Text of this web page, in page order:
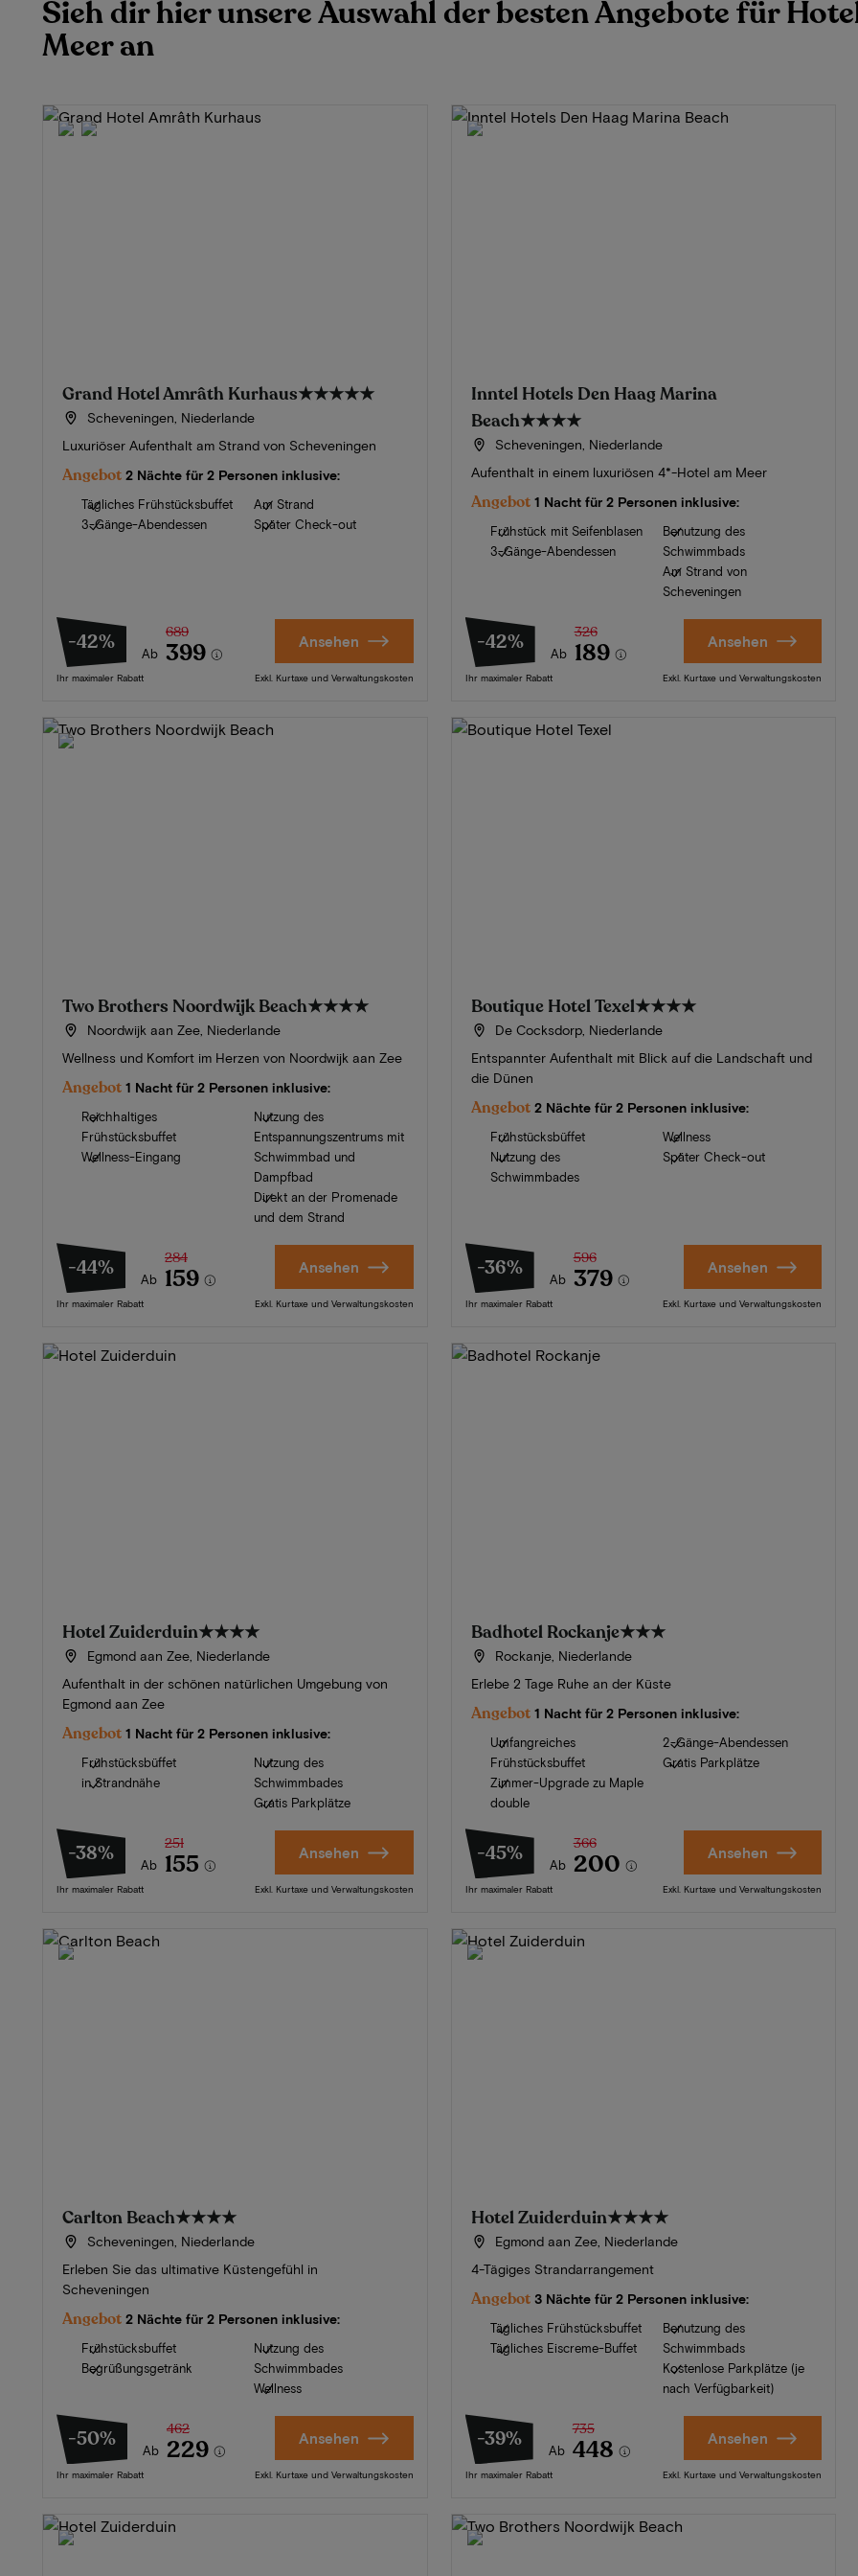
Sieh dir hier unsere Auswahl der besten Angebote für
Meer an
Grand Hotel Amrâth Kurhaus★★★★★
Scheveningen, Niederlande
Luxuriöser Aufenthalt am Strand von Scheveningen
Angebot 2 Nächte für 2 Personen inklusive:
Tägliches Frühstücksbuffet
3-Gänge-Abendessen
Am Strand
Später Check-out
-42% Ab
689
399
Ihr maximaler Rabatt
Ansehen
Exkl. Kurtaxe und Verwaltungskosten
Inntel Hotels Den Haag Marina
Beach★★★★
Scheveningen, Niederlande
Aufenthalt in einem luxuriösen 4*-Hotel am Meer
Angebot 1 Nacht für 2 Personen inklusive:
Frühstück mit Seifenblasen
3-Gänge-Abendessen
Benutzung des
Schwimmbads
Am Strand von
Scheveningen
-42% Ab
326
189
Ihr maximaler Rabatt
Ansehen
Exkl. Kurtaxe und Verwaltungskosten
Two Brothers Noordwijk Beach★★★★
Noordwijk aan Zee, Niederlande
Wellness und Komfort im Herzen von Noordwijk aan Zee
Angebot 1 Nacht für 2 Personen inklusive:
Reichhaltiges
Frühstücksbuffet
Wellness-Eingang
Nutzung des
Entspannungszentrums mit
Schwimmbad und
Dampfbad
Direkt an der Promenade
und dem Strand
-44% Ab
284
159
Ihr maximaler Rabatt
Ansehen
Exkl. Kurtaxe und Verwaltungskosten
Boutique Hotel Texel★★★★
De Cocksdorp, Niederlande
Entspannter Aufenthalt mit Blick auf die Landschaft und
die Dünen
Angebot 2 Nächte für 2 Personen inklusive:
Frühstücksbüffet
Nutzung des
Schwimmbades
Wellness
Später Check-out
-36% Ab
596
379
Ihr maximaler Rabatt
Ansehen
Exkl. Kurtaxe und Verwaltungskosten
Hotel Zuiderduin★★★★
Egmond aan Zee, Niederlande
Aufenthalt in der schönen natürlichen Umgebung von
Egmond aan Zee
Angebot 1 Nacht für 2 Personen inklusive:
Frühstücksbüffet
in Strandnähe
Nutzung des
Schwimmbades
Gratis Parkplätze
-38% Ab
251
155
Ihr maximaler Rabatt
Ansehen
Exkl. Kurtaxe und Verwaltungskosten
Badhotel Rockanje★★★
Rockanje, Niederlande
Erlebe 2 Tage Ruhe an der Küste
Angebot 1 Nacht für 2 Personen inklusive:
Umfangreiches
Frühstücksbuffet
Zimmer-Upgrade zu Maple
double
2-Gänge-Abendessen
Gratis Parkplätze
-45% Ab
366
200
Ihr maximaler Rabatt
Ansehen
Exkl. Kurtaxe und Verwaltungskosten
Carlton Beach★★★★
Scheveningen, Niederlande
Erleben Sie das ultimative Küstengefühl in
Scheveningen
Angebot 2 Nächte für 2 Personen inklusive:
Frühstücksbuffet
Begrüßungsgetränk
Nutzung des
Schwimmbades
Wellness
-50% Ab
462
229
Ihr maximaler Rabatt
Ansehen
Exkl. Kurtaxe und Verwaltungskosten
Hotel Zuiderduin★★★★
Egmond aan Zee, Niederlande
4-Tägiges Strandarrangement
Angebot 3 Nächte für 2 Personen inklusive:
Tägliches Frühstücksbuffet
Tägliches Eiscreme-Buffet
Benutzung des
Schwimmbads
Kostenlose Parkplätze (je
nach Verfügbarkeit)
-39% Ab
735
448
Ihr maximaler Rabatt
Ansehen
Exkl. Kurtaxe und Verwaltungskosten